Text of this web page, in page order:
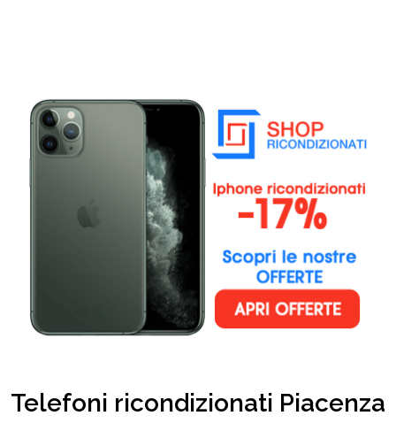
Telefoni ricondizionati Piacenza